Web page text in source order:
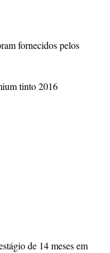
fornecidos pelos
tinto 2016
de 14 meses em